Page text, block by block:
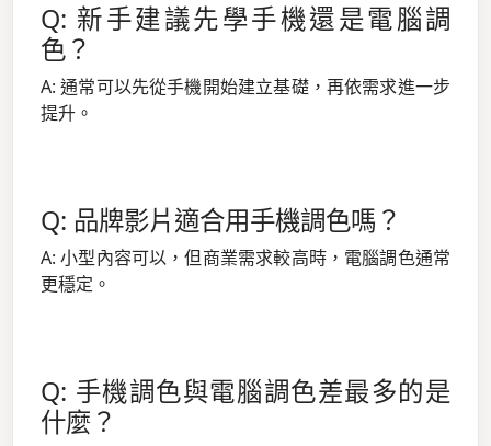
Q: 新手建議先學手機還是電腦調
色？
A: 通常可以先從手機開始建立基礎，再依需求進一步
提升。
Q: 品牌影片適合用手機調色嗎？
A: 小型內容可以，但商業需求較高時，電腦調色通常
更穩定。
Q: 手機調色與電腦調色差最多的是
什麼？